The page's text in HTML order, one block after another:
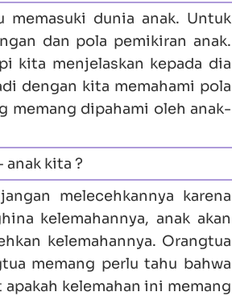
dunia anak. Untuk
dan pola pemikiran anak.
kita menjelaskan kepada dia
dengan kita memahami pola
memang dipahami oleh anak-
anak kita ?
melecehkannya karena
kelemahannya, anak akan
kelemahannya. Orangtua
memang perlu tahu bahwa
kelemahan ini memang